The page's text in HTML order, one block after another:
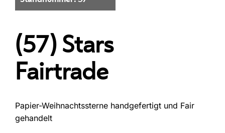
(57) Stars
Fairtrade
Papier-Weihnachtssterne handgefertigt und Fair
gehandelt